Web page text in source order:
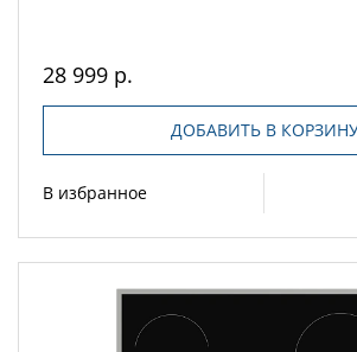
28 999 р.
ДОБАВИТЬ В
В избранное